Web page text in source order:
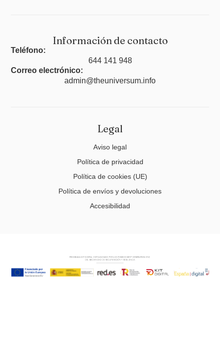
Información de contacto
Teléfono:
644 141 948
Correo electrónico:
admin@theuniversum.info
Legal
Aviso legal
Política de privacidad
Política de cookies (UE)
Política de envíos y devoluciones
Accesibilidad